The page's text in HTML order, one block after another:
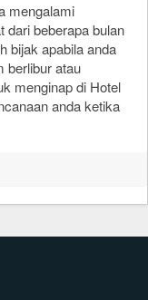
mengalami
dari beberapa bulan
bijak apabila anda
berlibur atau
menginap di Hotel
anda ketika